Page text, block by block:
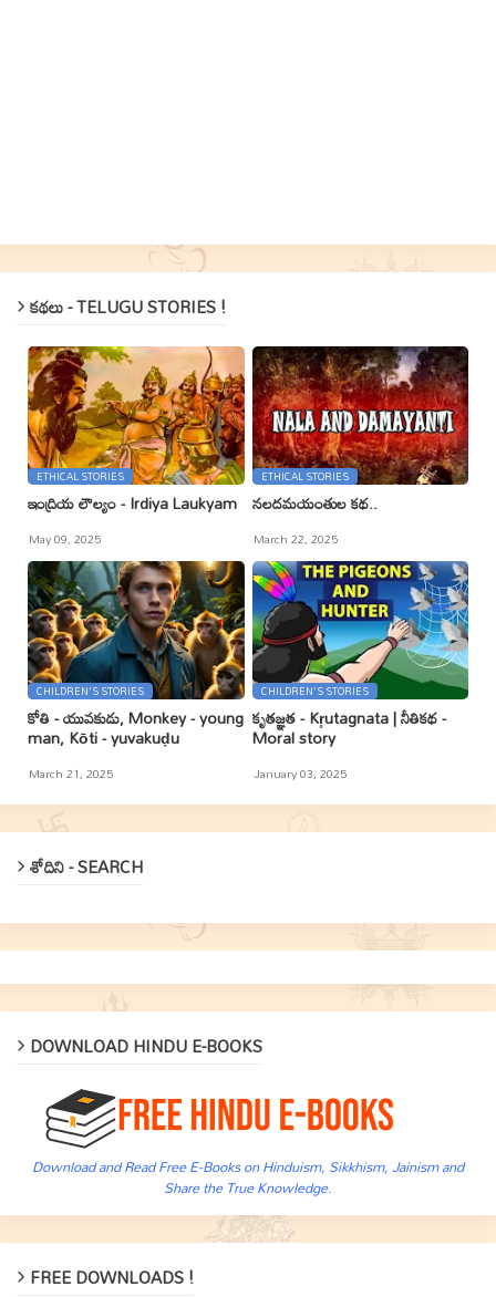
కథలు - TELUGU STORIES !
ETHICAL STORIES
ఇంద్రియ లౌల్యం - Irdiya Laukyam
May 09, 2025
ETHICAL STORIES
నలదమయంతుల కథ..
March 22, 2025
CHILDREN'S STORIES
కోతి - యువకుడు, Monkey - young
man, Kōti - yuvakuḍu
March 21, 2025
CHILDREN'S STORIES
కృతజ్ఞత - Kr̥utagnata | నీతికథ -
Moral story
January 03, 2025
శోదిని - SEARCH
DOWNLOAD HINDU E-BOOKS
Download and Read Free E-Books on Hinduism, Sikkhism, Jainism and
Share the True Knowledge.
FREE DOWNLOADS !